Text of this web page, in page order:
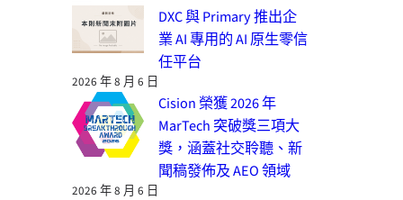
DXC 與 Primary 推出企
業 AI 專用的 AI 原生零信
任平台
2026 年 8 月 6 日
Cision 榮獲 2026 年
MarTech 突破獎三項大
獎，涵蓋社交聆聽、新
聞稿發佈及 AEO 領域
2026 年 8 月 6 日